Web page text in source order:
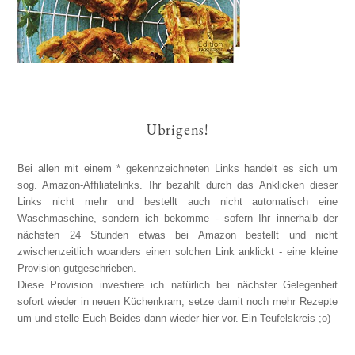
Übrigens!
Bei allen mit einem * gekennzeichneten Links handelt es sich um
sog. Amazon-Affiliatelinks. Ihr bezahlt durch das Anklicken dieser
Links nicht mehr und bestellt auch nicht automatisch eine
Waschmaschine, sondern ich bekomme - sofern Ihr innerhalb der
nächsten 24 Stunden etwas bei Amazon bestellt und nicht
zwischenzeitlich woanders einen solchen Link anklickt - eine kleine
Provision gutgeschrieben.
Diese Provision investiere ich natürlich bei nächster Gelegenheit
sofort wieder in neuen Küchenkram, setze damit noch mehr Rezepte
um und stelle Euch Beides dann wieder hier vor. Ein Teufelskreis ;o)